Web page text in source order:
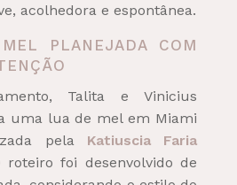
acolhedora e espontânea.
PLANEJADA COM
Talita e Vinicius
uma lua de mel em Miami
pela Katiuscia Faria
roteiro foi desenvolvido de